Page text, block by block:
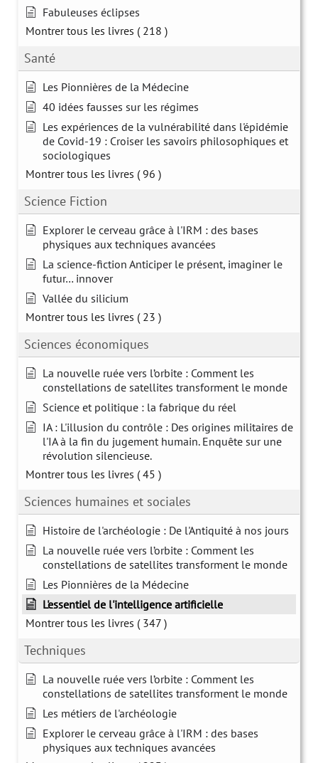
Fabuleuses éclipses
Montrer tous les livres ( 218 )
Santé
Les Pionnières de la Médecine
40 idées fausses sur les régimes
Les expériences de la vulnérabilité dans l'épidémie
de Covid-19 : Croiser les savoirs philosophiques et
sociologiques
Montrer tous les livres ( 96 )
Science Fiction
Explorer le cerveau grâce à l'IRM : des bases
physiques aux techniques avancées
La science-fiction Anticiper le présent, imaginer le
futur… innover
Vallée du silicium
Montrer tous les livres ( 23 )
Sciences économiques
La nouvelle ruée vers l’orbite : Comment les
constellations de satellites transforment le monde
Science et politique : la fabrique du réel
IA : L'illusion du contrôle : Des origines militaires de
l'IA à la fin du jugement humain. Enquête sur une
révolution silencieuse.
Montrer tous les livres ( 45 )
Sciences humaines et sociales
Histoire de l'archéologie : De l'Antiquité à nos jours
La nouvelle ruée vers l’orbite : Comment les
constellations de satellites transforment le monde
Les Pionnières de la Médecine
L'essentiel de l'intelligence artificielle
Montrer tous les livres ( 347 )
Techniques
La nouvelle ruée vers l’orbite : Comment les
constellations de satellites transforment le monde
Les métiers de l'archéologie
Explorer le cerveau grâce à l'IRM : des bases
physiques aux techniques avancées